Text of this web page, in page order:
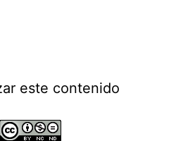
este contenido